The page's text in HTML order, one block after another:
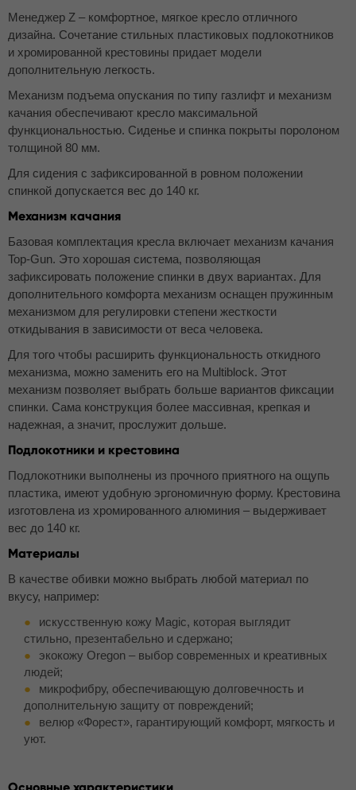
Менеджер Z – комфортное, мягкое кресло отличного
дизайна. Сочетание стильных пластиковых подлокотников
и хромированной крестовины придает модели
дополнительную легкость.
Механизм подъема опускания по типу газлифт и механизм
качания обеспечивают кресло максимальной
функциональностью. Сиденье и спинка покрыты поролоном
толщиной 80 мм.
Для сидения с зафиксированной в ровном положении
спинкой допускается вес до 140 кг.
Механизм качания
Базовая комплектация кресла включает механизм качания
Top-Gun. Это хорошая система, позволяющая
зафиксировать положение спинки в двух вариантах. Для
дополнительного комфорта механизм оснащен пружинным
механизмом для регулировки степени жесткости
откидывания в зависимости от веса человека.
Для того чтобы расширить функциональность откидного
механизма, можно заменить его на Multiblock. Этот
механизм позволяет выбрать больше вариантов фиксации
спинки. Сама конструкция более массивная, крепкая и
надежная, а значит, прослужит дольше.
Подлокотники и крестовина
Подлокотники выполнены из прочного приятного на ощупь
пластика, имеют удобную эргономичную форму. Крестовина
изготовлена из хромированного алюминия – выдерживает
вес до 140 кг.
Материалы
В качестве обивки можно выбрать любой материал по
вкусу, например:
искусственную кожу Magic, которая выглядит
стильно, презентабельно и сдержано;
экокожу Oregon – выбор современных и креативных
людей;
микрофибру, обеспечивающую долговечность и
дополнительную защиту от повреждений;
велюр «Форест», гарантирующий комфорт, мягкость и
уют.